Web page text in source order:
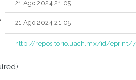
21 Ago 2024 21:05
21 Ago 2024 21:05
http://repositorio.uach.mx/id/eprint/